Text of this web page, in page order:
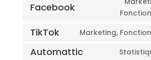
Facebook
TikTok Marketing,
Automattic